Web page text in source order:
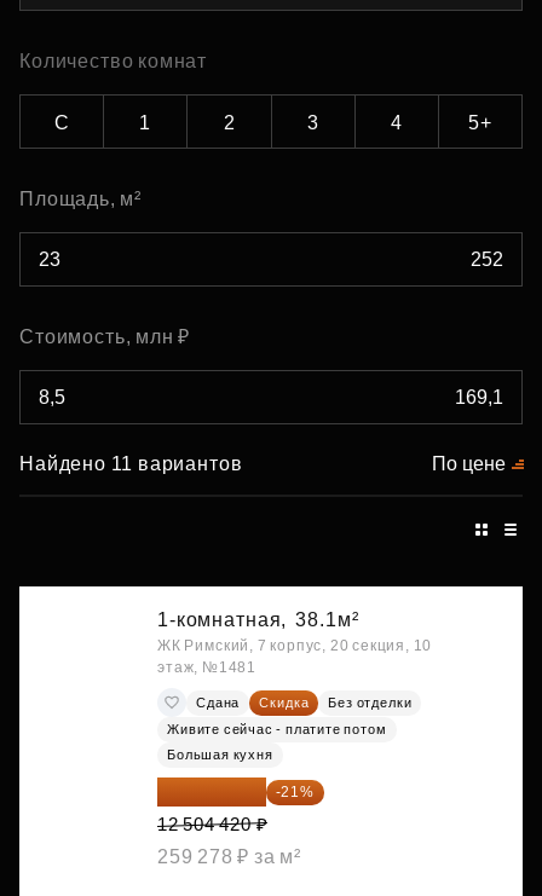
Количество комнат
С 1 2 3 4 5+
Площадь, м²
Стоимость, млн ₽
Найдено 11 вариантов По цене
1-комнатная, 38.1м²
ЖК Римский, 7 корпус, 20 секция, 10
этаж, №1481
Сдана Скидка
Без отделки
Живите сейчас - платите потом
Большая кухня
-21%
12 504 420 ₽
259 278 ₽ за м²